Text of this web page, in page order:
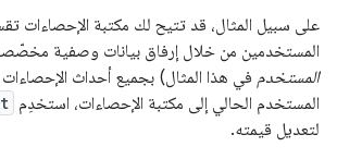
على سبيل المثال، قد تتيح لك مكتبة الإحصاءات
المستخدمين من خلال إرفاق بيانات وصفية
المستخدم في هذا المثال) بجميع أحداث الإحصاءات
المستخدم الحالي إلى مكتبة الإحصاءات، استخدِم
لتعديل قيمته.